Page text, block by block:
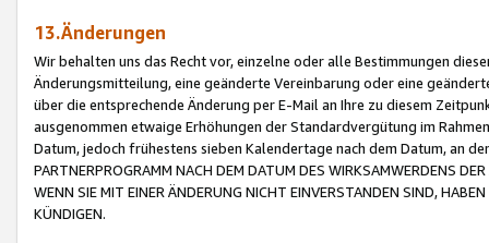
13.Änderungen
Wir behalten uns das Recht vor, einzelne oder alle Bestimmungen
Änderungsmitteilung, eine geänderte Vereinbarung oder eine
über die entsprechende Änderung per E-Mail an Ihre zu diesem
ausgenommen etwaige Erhöhungen der Standardvergütung im
Datum, jedoch frühestens sieben Kalendertage nach dem Datum, an
PARTNERPROGRAMM NACH DEM DATUM DES WIRKSAMWERDENS
WENN SIE MIT EINER ÄNDERUNG NICHT EINVERSTANDEN SIND,
KÜNDIGEN.